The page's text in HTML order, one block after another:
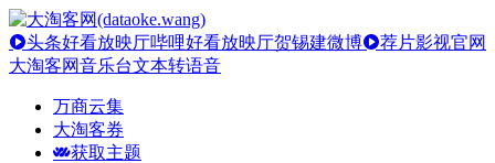
头条好看放映厅哔哩好看放映厅贺锡建微博
荐片影视官网
大淘客网音乐台文本转语音
万商云集
大淘客券
获取主题